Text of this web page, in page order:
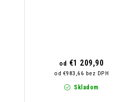
Skladom
od €983,66 bez DPH
od €1 209,90